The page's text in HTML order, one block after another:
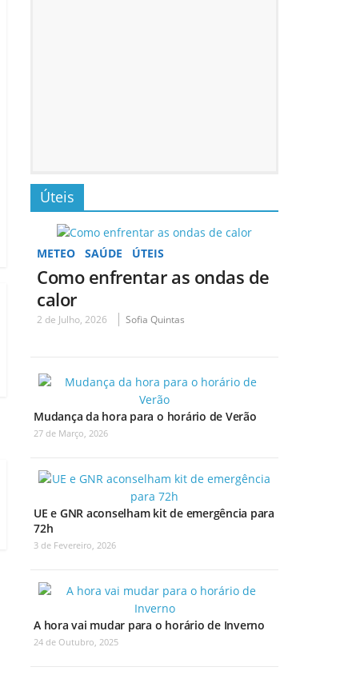
Úteis
METEO SAÚDE ÚTEIS
Como enfrentar as ondas de
calor
2 de Julho, 2026 Sofia Quintas
Mudança da hora para o horário de Verão
27 de Março, 2026
UE e GNR aconselham kit de emergência para
72h
3 de Fevereiro, 2026
A hora vai mudar para o horário de Inverno
24 de Outubro, 2025